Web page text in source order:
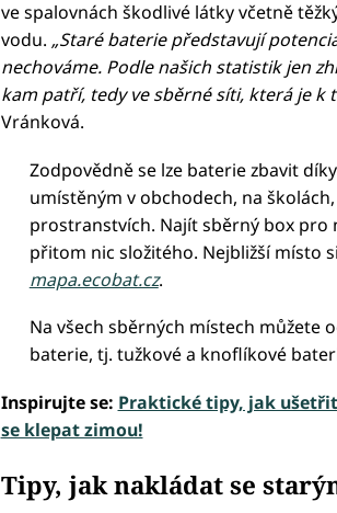
ve spalovnách škodlivé látky včetně
vodu. „Staré baterie představují
nechováme. Podle našich statistik jen
kam patří, tedy ve sběrné síti, která je k
Vránková.
Zodpovědně se lze baterie zbavit
umístěným v obchodech, na
prostranstvích. Najít sběrný box pro
přitom nic složitého. Nejbližší místo
mapa.ecobat.cz.
Na všech sběrných místech můžete
baterie, tj. tužkové a knoflíkové
Inspirujte se: Praktické tipy, jak
se klepat zimou!
Tipy, jak nakládat se